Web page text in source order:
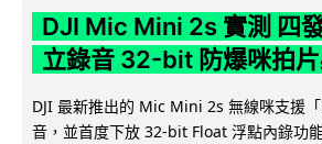
DJI Mic Mini 2s 實測 四
立錄音 32-bit 防爆咪拍
DJI 最新推出的 Mic Mini 2s 無線咪支援
音，並首度下放 32-bit Float 浮點內錄功